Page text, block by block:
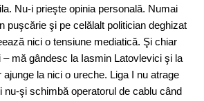
Nu-i prieşte opinia personală. Numai
puşcărie şi pe celălalt politician deghizat
nici o tensiune mediatică. Şi chiar
mă gândesc la Iasmin Latovlevici şi la
la nici o ureche. Liga I nu atrage
nu-şi schimbă operatorul de cablu când